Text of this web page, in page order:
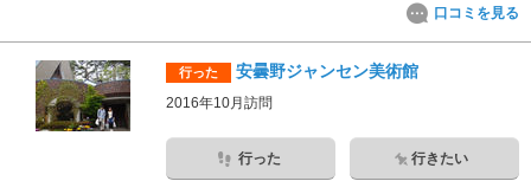
口コミを見る
行った 安曇野ジャンセン美術館
2016年10月訪問
行った 行きたい